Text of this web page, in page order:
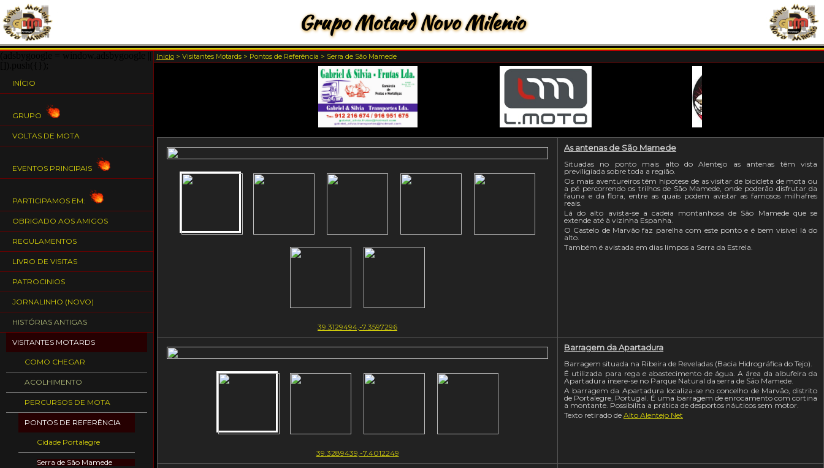
Grupo Motard Novo Milenio
INÍCIO
GRUPO
VOLTAS DE MOTA
EVENTOS PRINCIPAIS
PARTICIPAMOS EM:
OBRIGADO AOS AMIGOS
REGULAMENTOS
LIVRO DE VISITAS
PATROCINIOS
JORNALINHO (NOVO)
HISTÓRIAS ANTIGAS
VISITANTES MOTARDS
COMO CHEGAR
ACOLHIMENTO
PERCURSOS DE MOTA
PONTOS DE REFERÊNCIA
Cidade Portalegre
Serra de São Mamede
Inicio > Visitantes Motards > Pontos de Referência > Serra de São Mamede
39.3129494,-7.3597296
As antenas de São Mamede
Situadas no ponto mais alto do Alentejo as antenas têm vista
previligiada sobre toda a região.
Os mais aventureiros têm hipotese de as visitar de bicicleta de mota ou
a pé percorrendo os trilhos de São Mamede, onde poderão disfrutar da
fauna e da flora, entre as quais podem avistar as famosos milhafres
reais.
Lá do alto avista-se a cadeia montanhosa de São Mamede que se
extende até à vizinha Espanha.
O Castelo de Marvão faz parelha com este ponto e é bem visivel lá do
alto.
Também é avistada em dias limpos a Serra da Estrela.
39.3289439,-7.4012249
Barragem da Apartadura
Barragem situada na Ribeira de Reveladas (Bacia Hidrográfica do Tejo).
É utilizada para rega e abastecimento de água. A área da albufeira da
Apartadura insere-se no Parque Natural da serra de São Mamede.
A barragem da Apartadura localiza-se no concelho de Marvão, distrito
de Portalegre, Portugal. É uma barragem de enrocamento com cortina
a montante. Possibilita a prática de desportos náuticos sem motor.
Texto retirado de Alto Alentejo Net